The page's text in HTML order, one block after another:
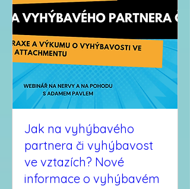
Jak na vyhýbavého
partnera či vyhýbavost
ve vztazích? Nové
informace o vyhýbavém